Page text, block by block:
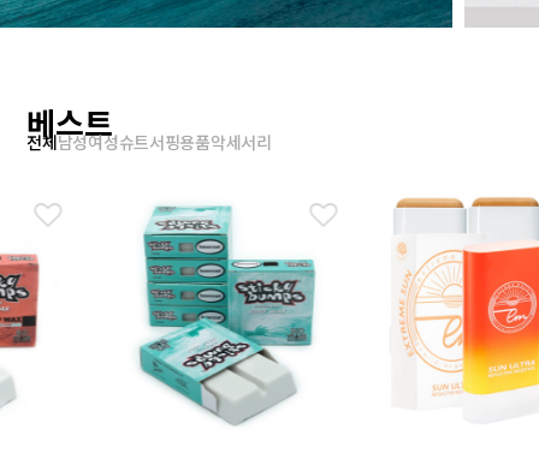
베스트
전체남성여성슈트서핑용품악세서리